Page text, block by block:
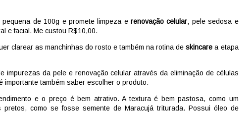
pequena de 100g e promete limpeza e renovação celular, pele sedosa e
e facial. Me custou R$10,00.
clarear as manchinhas do rosto e também na rotina deskincare a etapa
impurezas da pele e renovação celular através da eliminação de células
também saber escolher o produto.
e o preço é bem atrativo. A textura é bem pastosa, como um
pretos, como se fosse semente de Maracujá triturada. Possui óleo de